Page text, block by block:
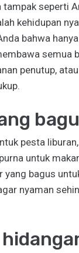
seperti
kehidupan
bahwa
semua
penutup,
pesta
untuk
yang bagus
nyaman